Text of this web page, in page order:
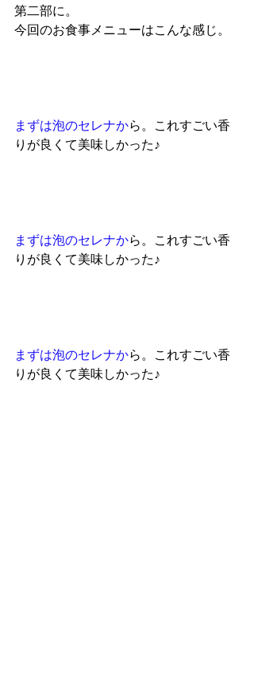
第二部に。
今回のお食事メニューはこんな感じ。
ま ずは泡のセレナから。これすごい香
りが良くて美味しかった♪
ま ずは泡のセレナから。これすごい香
りが良くて美味しかった♪
ま ずは泡のセレナから。これすごい香
りが良くて美味しかった♪